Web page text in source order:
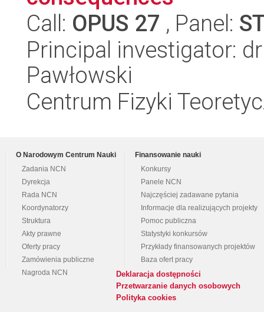
Call: OPUS 27 , Panel:
Principal investigator:
Pawłowski
Centrum Fizyki
O Narodowym Centrum Nauki
Zadania NCN
Dyrekcja
Rada NCN
Koordynatorzy
Struktura
Akty prawne
Oferty pracy
Zamówienia publiczne
Nagroda NCN
Finansowanie nauki
Konkursy
Panele NCN
Najczęściej zadawane pytania
Informacje dla realizujących projekty
Pomoc publiczna
Statystyki konkursów
Przykłady finansowanych projektów
Baza ofert pracy
Deklaracja dostępności
Przetwarzanie danych osobowych
Polityka cookies